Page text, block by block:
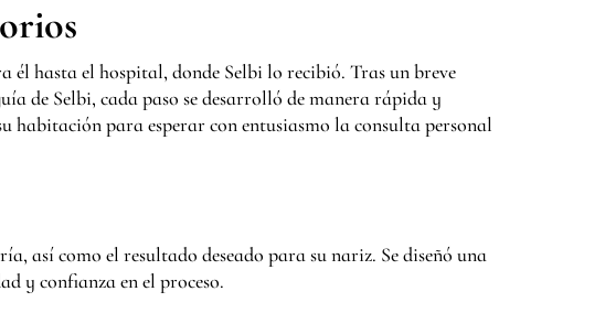
él hasta el hospital, donde Selbi lo recibió. Tras un breve
de Selbi, cada paso se desarrolló de manera rápida y
habitación para esperar con entusiasmo la consulta personal
así como el resultado deseado para su nariz. Se diseñó una
y confianza en el proceso.